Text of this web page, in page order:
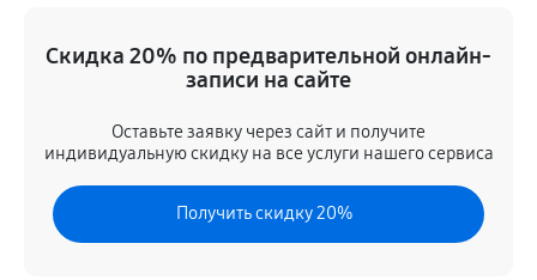
3120 руб 80 минут
1370 руб 80 минут
Замена шлейфа матрицы
1150 руб 60 минут
Скидка 20% по предварительной онлайн-
записи на сайте
Оставьте заявку через сайт и получите
индивидуальную скидку на все услуги нашего сервиса
Получить скидку 20%